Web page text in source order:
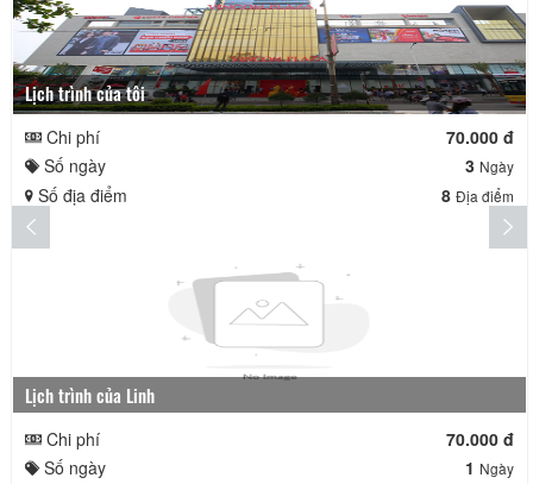
Lịch trình của tôi
Chi phí
70.000 đ
Số ngày
3 Ngày
Số địa điểm 8 Địa điểm
Lịch trình của Linh
Chi phí
70.000 đ
Số ngày
1 Ngày